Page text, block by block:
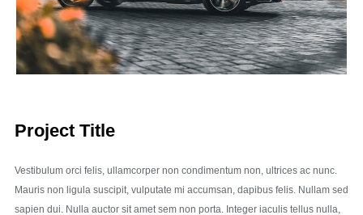
Project Title
Vestibulum orci felis, ullamcorper non condimentum non, ultrices ac nunc.
Mauris non ligula suscipit, vulputate mi accumsan, dapibus felis. Nullam sed
sapien dui. Nulla auctor sit amet sem non porta. Integer iaculis tellus nulla,